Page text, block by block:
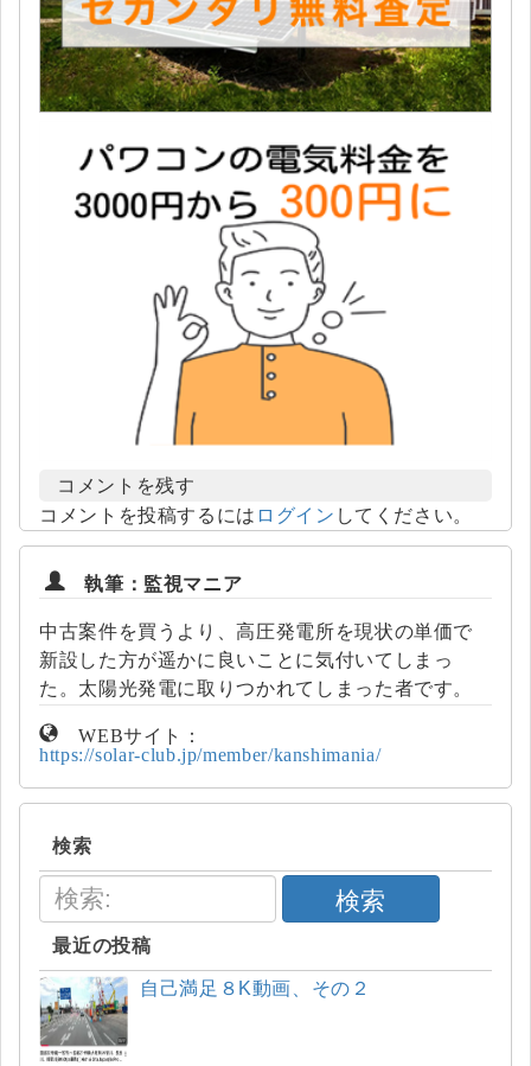
コメントを残す
コメントを投稿するには ログイン してください。
執筆：監視マニア
中古案件を買うより、高圧発電所を現状の単価で
新設した方が遥かに良いことに気付いてしまっ
た。太陽光発電に取りつかれてしまった者です。
WEBサイト：
https://solar-club.jp/member/kanshimania/
検索
検索
最近の投稿
自己満足８K動画、その２